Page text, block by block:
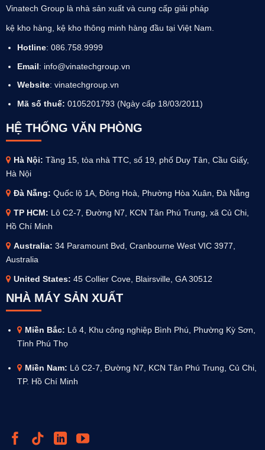
Vinatech Group là nhà sản xuất và cung cấp giải pháp
kệ kho hàng, kệ kho thông minh hàng đầu tại Việt Nam.
Hotline: 086.758.9999
Email: info@vinatechgroup.vn
Website: vinatechgroup.vn
Mã số thuế: 0105201793 (Ngày cấp 18/03/2011)
HỆ THỐNG VĂN PHÒNG
Hà Nội: Tầng 15, tòa nhà TTC, số 19, phố Duy Tân, Cầu Giấy,
Hà Nội
Đà Nẵng: Quốc lộ 1A, Đông Hoà, Phường Hòa Xuân, Đà Nẵng
TP HCM: Lô C2-7, Đường N7, KCN Tân Phú Trung, xã Củ Chi,
Hồ Chí Minh
Australia: 34 Paramount Bvd, Cranbourne West VIC 3977,
Australia
United States: 45 Collier Cove, Blairsville, GA 30512
NHÀ MÁY SẢN XUẤT
Miền Bắc: Lô 4, Khu công nghiệp Bình Phú, Phường Kỳ Sơn,
Tỉnh Phú Thọ
Miền Nam: Lô C2-7, Đường N7, KCN Tân Phú Trung, Củ Chi,
TP. Hồ Chí Minh